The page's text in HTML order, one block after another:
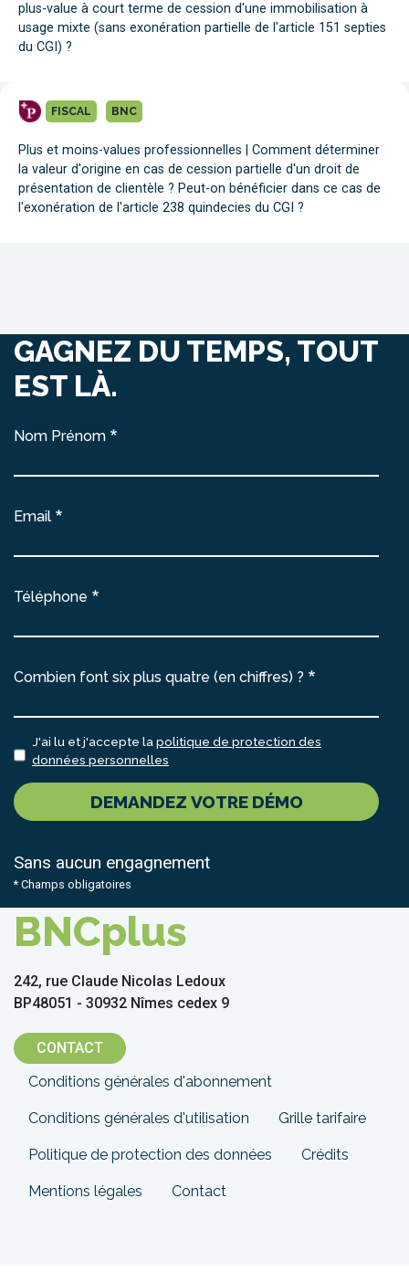
plus-value à court terme de cession d'une immobilisation à
usage mixte (sans exonération partielle de l'article 151 septies
du CGI) ?
FISCAL BNC
Plus et moins-values professionnelles | Comment déterminer
la valeur d'origine en cas de cession partielle d'un droit de
présentation de clientèle ? Peut-on bénéficier dans ce cas de
l'exonération de l'article 238 quindecies du CGI ?
GAGNEZ DU TEMPS, TOUT
EST LÀ.
Nom Prénom
Email
Téléphone
Combien font six plus quatre (en chiffres) ?
J'ai lu et j'accepte lapolitique de protection des
données personnelles
DEMANDEZ VOTRE DÉMO
Sans aucun engagnement
* Champs obligatoires
BNCplus
242, rue Claude Nicolas Ledoux
BP48051 - 30932 Nîmes cedex 9
CONTACT
Menu
Pied
de
page
Conditions générales d'abonnement
Conditions générales d'utilisation Grille tarifaire
Politique de protection des données Crédits
Mentions légales Contact